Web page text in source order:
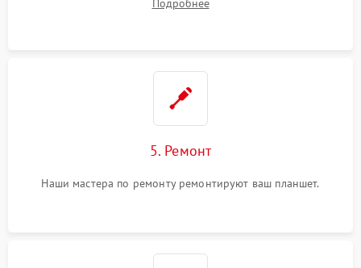
Подробнее
5. Ремонт
Наши мастера по ремонту ремонтируют ваш планшет.